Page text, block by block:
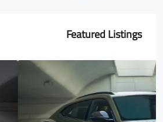
Featured Listings